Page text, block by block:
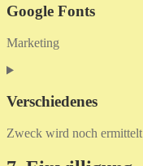
service
complianz
Google Fonts
Marketing
Consent
service
fonts
Verschiedenes
Zweck wird noch ermittelt
Consent